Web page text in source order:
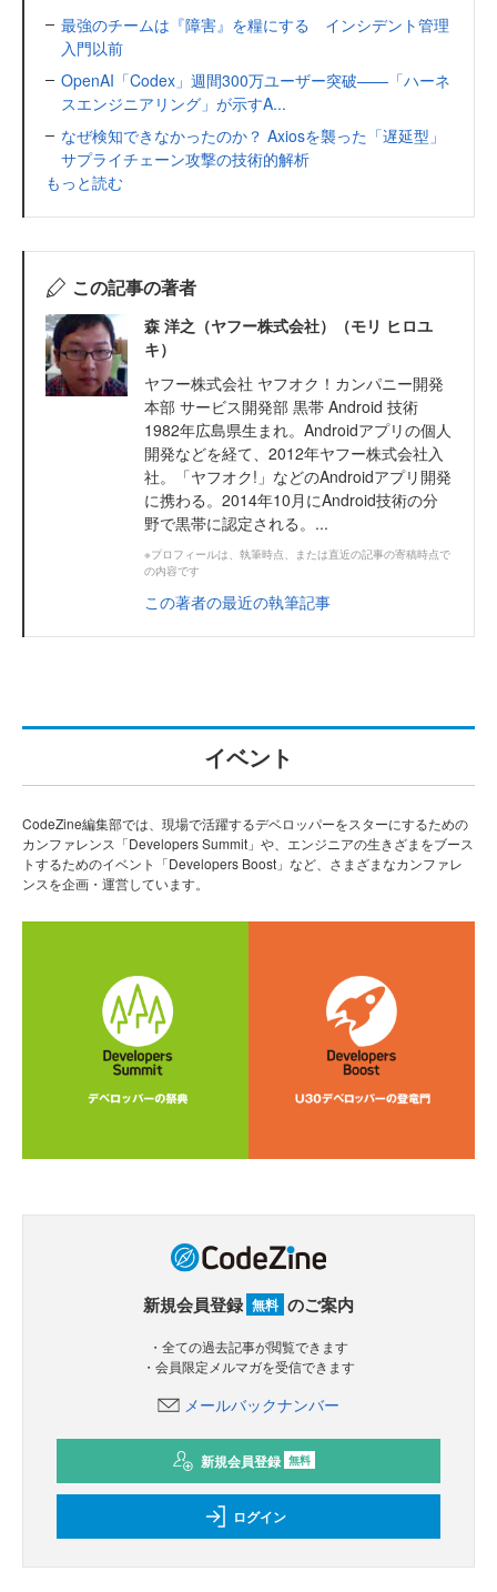
最強のチームは『障害』を糧にする インシデント管理
入門以前
OpenAI「Codex」週間300万ユーザー突破——「ハーネ
スエンジニアリング」が示すA...
なぜ検知できなかったのか？ Axiosを襲った「遅延型」
サプライチェーン攻撃の技術的解析
もっと読む
この記事の著者
森 洋之（ヤフー株式会社）（モリ ヒロユ
キ）
ヤフー株式会社 ヤフオク！カンパニー開発
本部 サービス開発部 黒帯 Android 技術
1982年広島県生まれ。Androidアプリの個人
開発などを経て、2012年ヤフー株式会社入
社。「ヤフオク!」などのAndroidアプリ開発
に携わる。2014年10月にAndroid技術の分
野で黒帯に認定される。...
※プロフィールは、執筆時点、または直近の記事の寄稿時点で
の内容です
この著者の最近の執筆記事
イベント
CodeZine編集部では、現場で活躍するデベロッパーをスターにするための
カンファレンス「Developers Summit」や、エンジニアの生きざまをブース
トするためのイベント「Developers Boost」など、さまざまなカンファレ
ンスを企画・運営しています。
新規会員登録 無料 のご案内
・全ての過去記事が閲覧できます
・会員限定メルマガを受信できます
メールバックナンバー
新規会員登録 無料
ログイン